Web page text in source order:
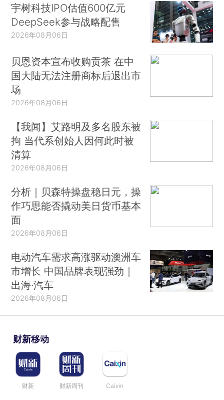
宇树科技IPO估值600亿元
DeepSeek参与战略配售
2026年08月06日
贝恩资本宣布收购贡茶 在中
国大陆无法注册商标后退出市
场
2026年08月06日
【我闻】艾路明及多名股东被
拘 当代系创始人因何此时被
清算
2026年08月06日
分析｜贝森特操盘稳日元，操
作巧思能否撬动美日货币基本
面
2026年08月06日
电动汽车需求高涨驱动澳洲车
市增长 中国品牌表现强劲｜
出海·汽车
2026年08月06日
财新移动
财新 财新周刊 Caixin